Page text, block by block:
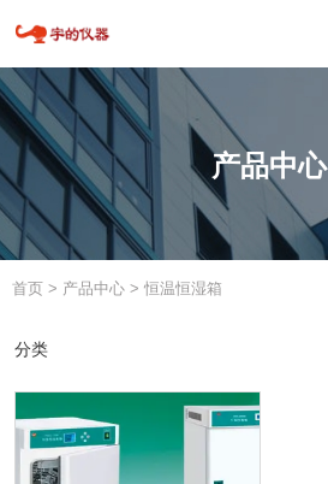
产品中心
首页 > 产品中心 > 恒温恒湿箱
分类
分类